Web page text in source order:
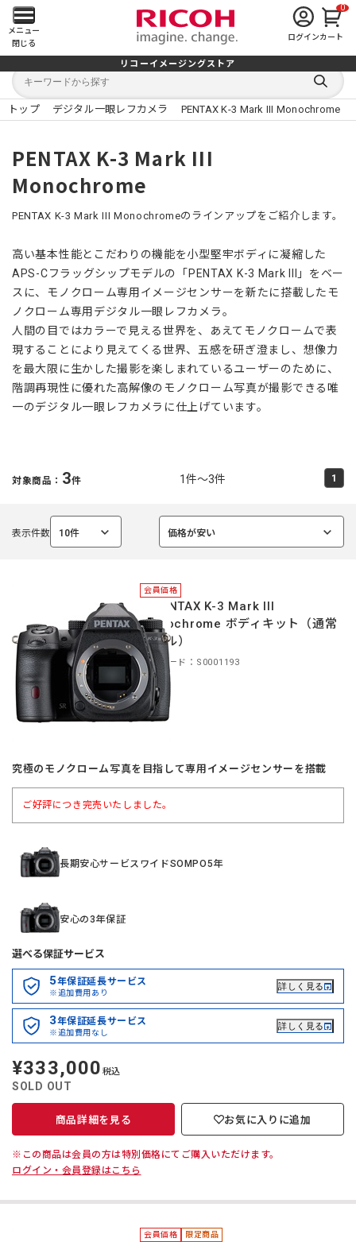
メ
イ
ン
メ
ニ
ュ
ー
を
開
く
メニュー
閉じる
ログイン
0
カート
リコーイメージングストア
キ
ワ
ー
キ
検
索
す
る
トップ デジタル一眼レフカメラ PENTAX K-3 Mark III Monochrome
PENTAX K-3 Mark III
Monochrome
PENTAX K-3 Mark III Monochromeのラインアップをご紹介します。
高い基本性能とこだわりの機能を小型堅牢ボディに凝縮した
APS-Cフラッグシップモデルの「PENTAX K-3 Mark III」をベー
スに、モノクローム専用イメージセンサーを新たに搭載したモ
ノクローム専用デジタル一眼レフカメラ。
人間の目ではカラーで見える世界を、あえてモノクロームで表
現することにより見えてくる世界、五感を研ぎ澄まし、想像力
を最大限に生かした撮影を楽しまれているユーザーのために、
階調再現性に優れた高解像のモノクローム写真が撮影できる唯
一のデジタル一眼レフカメラに仕上げています。
対象商品： 3件 1件～3件 1
表示件数 10件
選
価格が安い
選
会員価格
＊PENTAX K-3 Mark III
Monochrome ボディキット（通常
モデル）
商品コード：S0001193
究極のモノクローム写真を目指して専用イメージセンサーを搭載
ご好評につき完売いたしました。
長期安心サービスワイドSOMPO5年
安心の3年保証
選べる保証サービス
5年保証延長サービス
※追加費用あり
詳しく見る
3年保証延長サービス
※追加費用なし
詳しく見る
定
価
¥333,000 税込
SOLD OUT
商品詳細を見る お気に入りに追加
※この商品は会員の方は特別価格にてご購入いただけます。
ログイン・会員登録はこちら
会員価格 限定商品